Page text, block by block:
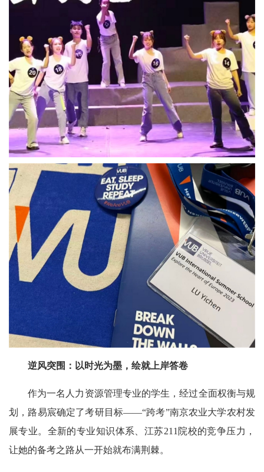
逆风突围：以时光为墨，绘就上岸答卷
作为一名人力资源管理专业的学生，经过全面权衡与规
划，路易宸确定了考研目标——“跨考”南京农业大学农村发
展专业。全新的专业知识体系、江苏211院校的竞争压力，
让她的备考之路从一开始就布满荆棘。